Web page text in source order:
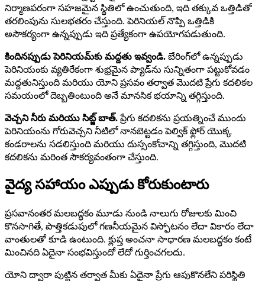
నిర్మాణపరంగా సహజమైన స్థితిలో ఉంచుతుంది, ఇది తక్కువ ఒత్తిడితో
తరలింపును సులభతరం చేస్తుంది. పెరినియల్ నొప్పి ఒత్తిడికి
అసౌకర్యంగా ఉన్నప్పుడు ఇది ప్రత్యేకంగా ఉపయోగపడుతుంది.
కిందినప్పుడు పెరినియమ్‌కు మద్దతు ఇవ్వండి. బేరింగ్‌లో ఉన్నప్పుడు
పెరినియంకు వ్యతిరేకంగా శుభ్రమైన ప్యాడ్‌ను సున్నితంగా పట్టుకోవడం
మద్దతునిస్తుంది మరియు యోని ప్రసవం తర్వాత మొదటి ప్రేగు కదలికల
సమయంలో దెబ్బతింటుంది అనే మానసిక భయాన్ని తగ్గిస్తుంది.
వెచ్చని నీరు మరియు సిట్జ్ బాత్.ప్రేగు కదలికను ప్రయత్నించే ముందు
పెరినియంను గోరువెచ్చని నీటిలో నానబెట్టడం పెల్విక్ ఫ్లోర్ యొక్క
కండరాలను సడలిస్తుంది మరియు దుస్సంకోచాన్ని తగ్గిస్తుంది, మొదటి
కదలికను మరింత సౌకర్యవంతంగా చేస్తుంది.
వైద్య సహాయం ఎప్పుడు కోరుకుంటారు
ప్రసవానంతర మలబద్ధకం మూడు నుండి నాలుగు రోజులకు మించి
కొనసాగితే, పొత్తికడుపులో గణనీయమైన విస్ఫోటనం లేదా వికారం లేదా
వాంతులతో కూడి ఉంటుంది. క్లుప్త అంచనా సాధారణ మలబద్ధకం కంటే
మించినది ఏదైనా సంభవిస్తుందో లేదో గుర్తించగలదు.
యోని ద్వారా పుట్టిన తర్వాత మీకు ఏదైనా ప్రేగు ఆపుకొనలేని పరిస్థితి